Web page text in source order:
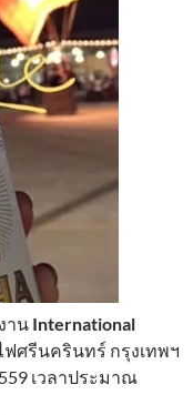
าน International
ศรีนครินทร์ กรุงเทพฯ
เวลาประมาณ